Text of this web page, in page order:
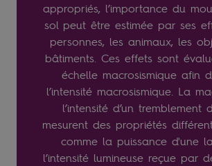
appropriés, l’importance du
sol peut être estimée par ses
personnes, les animaux, les
bâtiments. Ces effets sont
échelle macrosismique afin
l’intensité macrosismique. La
l’intensité d’un tremblement
mesurent des propriétés
comme la puissance d'une
l’intensité lumineuse reçue par